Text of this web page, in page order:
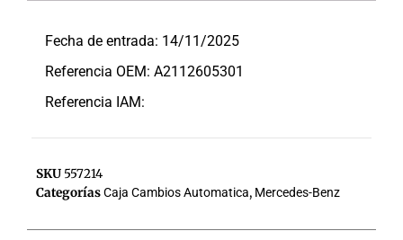
Fecha de entrada: 14/11/2025
Referencia OEM: A2112605301
Referencia IAM:
SKU 557214
CategoríasCaja Cambios Automatica, Mercedes-Benz